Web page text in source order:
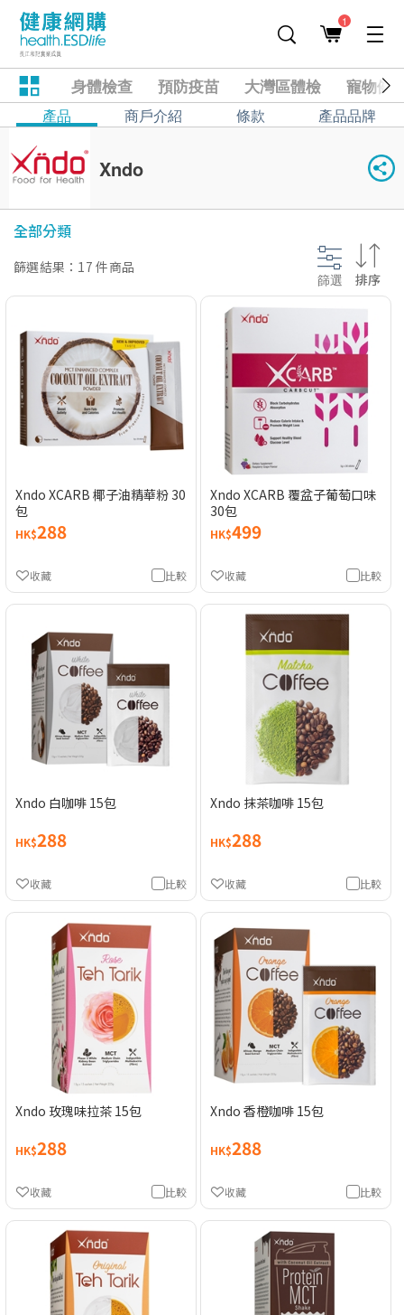
1
身體檢查 預防疫苗 大灣區體檢 寵物健
產品 商戶介紹 條款 產品品牌
Xndo
全部分類
篩選結果：17 件商品
篩選 排序
Xndo XCARB 椰子油精華粉 30
包
HK$288
比較
收藏
Xndo XCARB 覆盆子葡萄口味
30包
HK$499
比較
收藏
Xndo 白咖啡 15包
HK$288
比較
收藏
Xndo 抹茶咖啡 15包
HK$288
比較
收藏
Xndo 玫瑰味拉茶 15包
HK$288
比較
收藏
Xndo 香橙咖啡 15包
HK$288
比較
收藏